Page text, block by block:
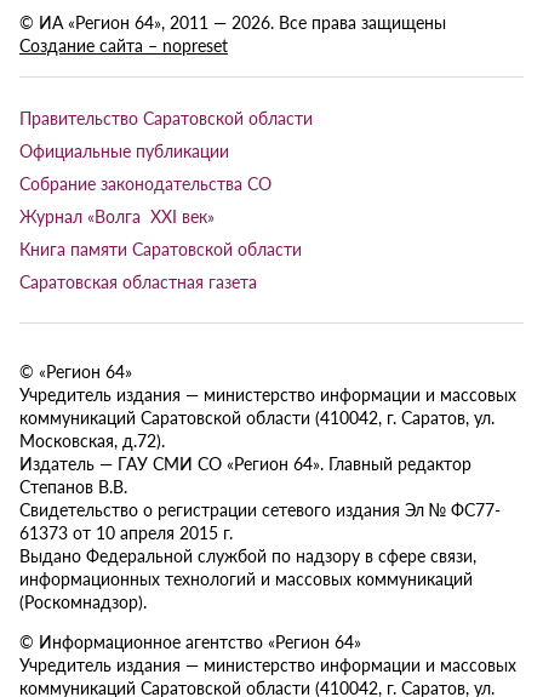
© ИА «Регион 64», 2011 — 2026. Все права защищены
Создание сайта – nopreset
Правительство Саратовской области
Официальные публикации
Собрание законодательства СО
Журнал «Волга XXI век»
Книга памяти Саратовской области
Саратовская областная газета
© «Регион 64»
Учредитель издания — министерство информации и массовых
коммуникаций Саратовской области (410042, г. Саратов, ул.
Московская, д.72).
Издатель — ГАУ СМИ СО «Регион 64». Главный редактор
Степанов В.В.
Свидетельство о регистрации сетевого издания Эл № ФС77-
61373 от 10 апреля 2015 г.
Выдано Федеральной службой по надзору в сфере связи,
информационных технологий и массовых коммуникаций
(Роскомнадзор).
© Информационное агентство «Регион 64»
Учредитель издания — министерство информации и массовых
коммуникаций Саратовской области (410042, г. Саратов, ул.